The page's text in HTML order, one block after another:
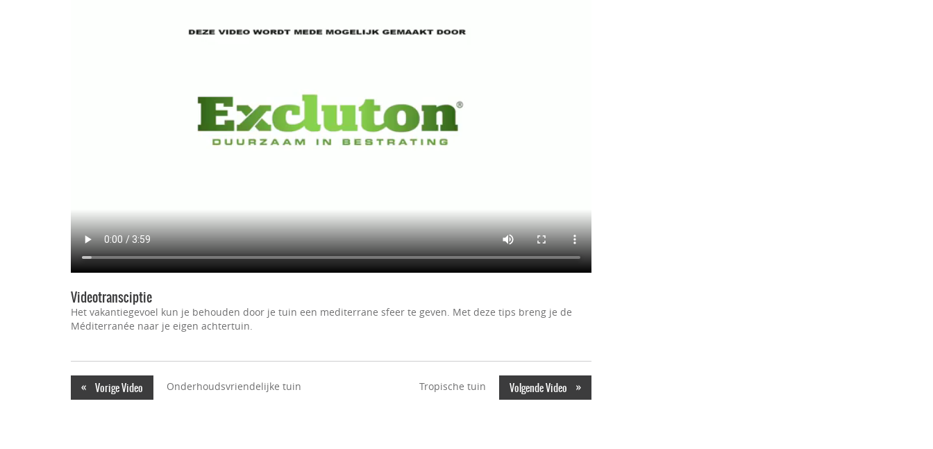
Videotransciptie
Het vakantiegevoel kun je behouden door je tuin een mediterrane sfeer te geven. Met deze tips breng je de
Méditerranée naar je eigen achtertuin.
Tropische tuin Volgende Video »
« Vorige Video Onderhoudsvriendelijke tuin